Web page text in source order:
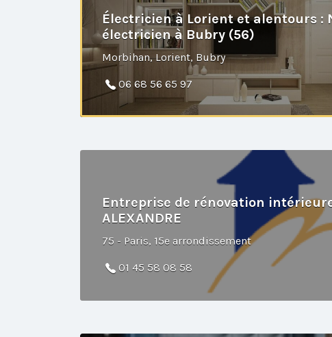
Électricien à Lorient et alentours :
électricien à Bubry (56)
Morbihan, Lorient, Bubry
06 68 56 65 97
Entreprise de rénovation
ALEXANDRE
75 - Paris, 15e arrondissement
01 45 58 08 58